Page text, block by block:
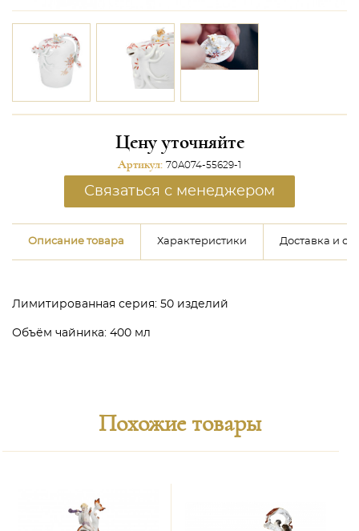
Цену уточняйте
Артикул: 70A074-55629-1
Связаться с менеджером
Описание товара Характеристики Доставка и
Лимитированная серия: 50 изделий
Объём чайника: 400 мл
Похожие товары